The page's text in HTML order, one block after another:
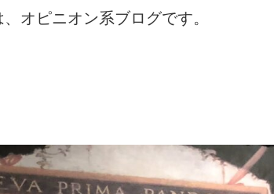
オピニオン系ブログです。